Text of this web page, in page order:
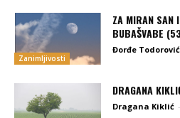
Zanimljivosti
ZA MIRAN SAN
BUBAŠVABE
Đorđe Todorović
DRAGANA
Dragana Kiklić -